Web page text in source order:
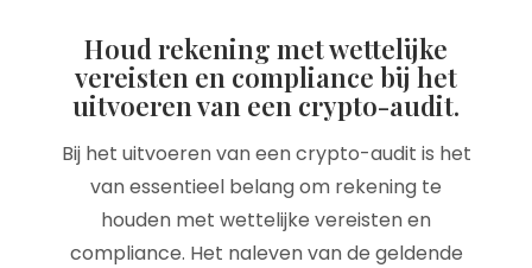
Houd rekening met wettelijke
vereisten en compliance bij het
uitvoeren van een crypto-audit.
Bij het uitvoeren van een crypto-audit is het
van essentieel belang om rekening te
houden met wettelijke vereisten en
compliance. Het naleven van de geldende